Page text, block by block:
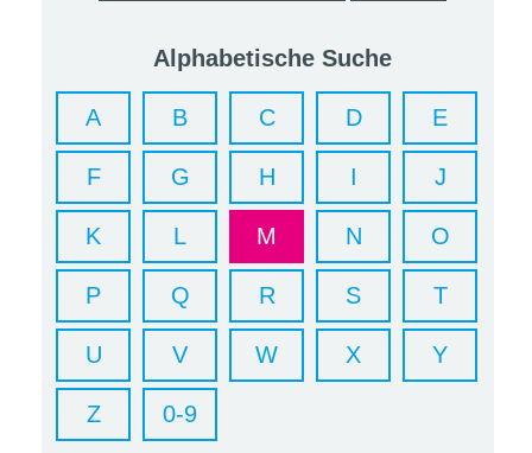
Alphabetische Suche
A B C D E
F G H I J
K L M N O
P Q R S T
U V W X Y
Z 0-9